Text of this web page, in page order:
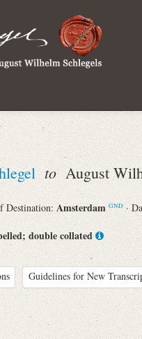
toAugust
Destination: Amsterdam GND ·
double collated
Guidelines for New